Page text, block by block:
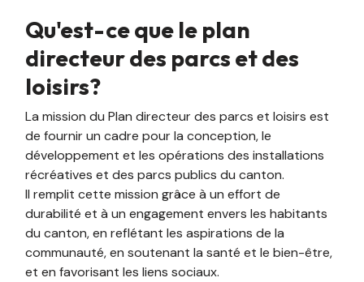
Qu'est-ce que le plan
directeur des parcs et des
loisirs?
La mission du Plan directeur des parcs et loisirs est
de fournir un cadre pour la conception, le
développement et les opérations des installations
récréatives et des parcs publics du canton.
Il remplit cette mission grâce à un effort de
durabilité et à un engagement envers les habitants
du canton, en reflétant les aspirations de la
communauté, en soutenant la santé et le bien-être,
et en favorisant les liens sociaux.